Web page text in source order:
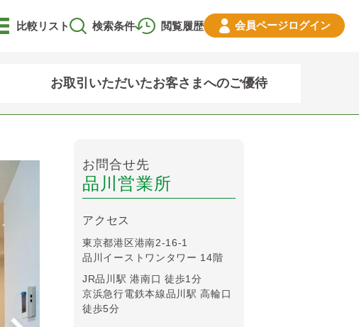
閲覧履歴
比較リスト 検索条件 会員ページログイン
お取引いただいたお客さまへのご優待
お問合せ先
品川営業所
アクセス
東京都港区港南2-16-1
品川イーストワンタワー 14階
JR品川駅 港南口 徒歩1分
京浜急行電鉄本線品川駅 高輪口
徒歩5分